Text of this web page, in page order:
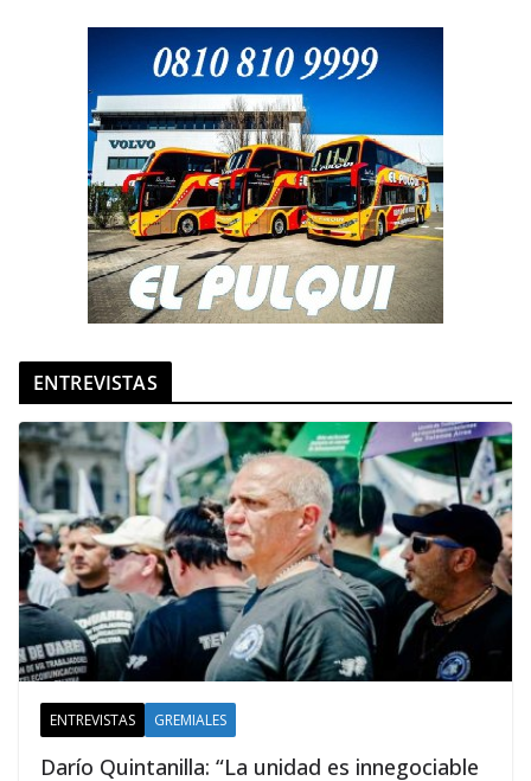
ENTREVISTAS
ENTREVISTAS GREMIALES
Darío Quintanilla: “La unidad es innegociable